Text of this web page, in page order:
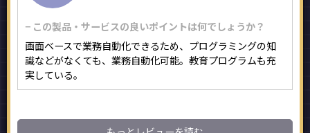
− この製品・サービスの良いポイントは何でしょうか？
画面ベースで業務自動化できるため、プログラミングの知
識などがなくても、業務自動化可能。教育プログラムも充
実している。